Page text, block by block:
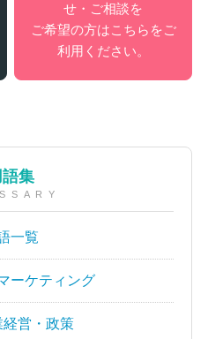
せ・ご相談を
ご希望の方はこちらをご
利用ください。
語集
一覧
ーケティング
営・政策